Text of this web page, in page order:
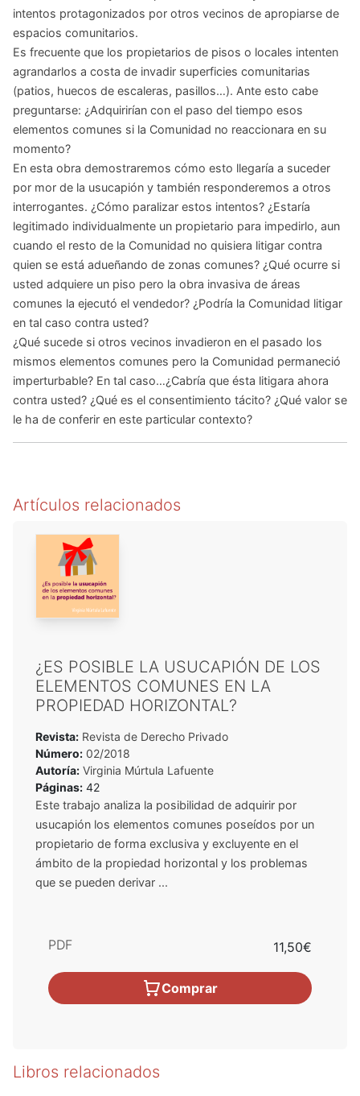
intentos protagonizados por otros vecinos de apropiarse de
espacios comunitarios.
Es frecuente que los propietarios de pisos o locales intenten
agrandarlos a costa de invadir superficies comunitarias
(patios, huecos de escaleras, pasillos…). Ante esto cabe
preguntarse: ¿Adquirirían con el paso del tiempo esos
elementos comunes si la Comunidad no reaccionara en su
momento?
En esta obra demostraremos cómo esto llegaría a suceder
por mor de la usucapión y también responderemos a otros
interrogantes. ¿Cómo paralizar estos intentos? ¿Estaría
legitimado individualmente un propietario para impedirlo, aun
cuando el resto de la Comunidad no quisiera litigar contra
quien se está adueñando de zonas comunes? ¿Qué ocurre si
usted adquiere un piso pero la obra invasiva de áreas
comunes la ejecutó el vendedor? ¿Podría la Comunidad litigar
en tal caso contra usted?
¿Qué sucede si otros vecinos invadieron en el pasado los
mismos elementos comunes pero la Comunidad permaneció
imperturbable? En tal caso…¿Cabría que ésta litigara ahora
contra usted? ¿Qué es el consentimiento tácito? ¿Qué valor se
le ha de conferir en este particular contexto?
Artículos relacionados
¿ES POSIBLE LA USUCAPIÓN DE LOS
ELEMENTOS COMUNES EN LA
PROPIEDAD HORIZONTAL?
Revista: Revista de Derecho Privado
Número: 02/2018
Autoría: Virginia Múrtula Lafuente
Páginas: 42
Este trabajo analiza la posibilidad de adquirir por
usucapión los elementos comunes poseídos por un
propietario de forma exclusiva y excluyente en el
ámbito de la propiedad horizontal y los problemas
que se pueden derivar ...
PDF 11,50€
Comprar
Libros relacionados